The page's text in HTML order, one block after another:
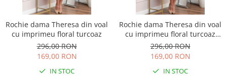
Rochie dama Theresa din voal
cu imprimeu floral turcoaz
296,00 RON
169,00 RON
IN STOC
Rochie dama Theresa din voal
cu imprimeu floral turcoaz
aqua
296,00 RON
169,00 RON
IN STOC